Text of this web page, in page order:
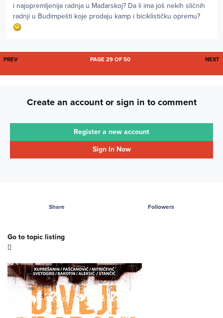
i najopremljenija radnja u Mađarskoj? Da li ima još nekih sličnih
radnji u Budimpešti koje prodaju kamp i biciklističku opremu?
FIRST PAGE
PREV NEXT
PAGE 29 OF 50
Create an account or sign in to comment
Register a new account
Sign In Now
Share Followers
Go to topic listing